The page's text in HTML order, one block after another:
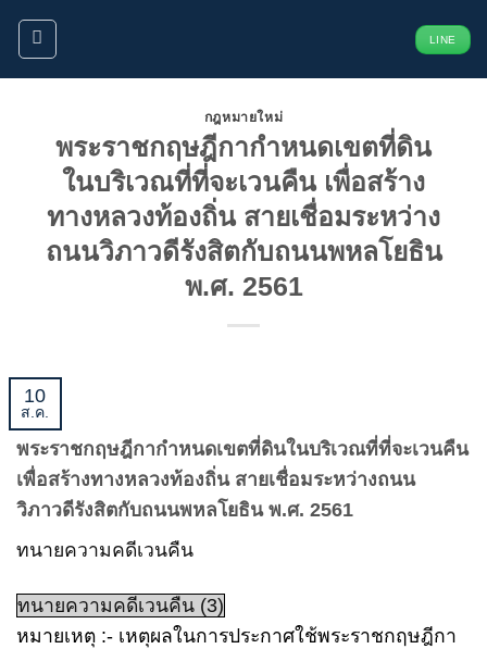
ข้าม
ยัง
LINE
กฎหมายใหม่
พระราชกฤษฎีกากำหนดเขตที่ดิน
ในบริเวณที่ที่จะเวนคืน เพื่อสร้าง
ทางหลวงท้องถิ่น สายเชื่อมระหว่าง
ถนนวิภาวดีรังสิตกับถนนพหลโยธิน
พ.ศ. 2561
10
ส.ค.
พระราชกฤษฎีกากำหนดเขตที่ดินในบริเวณที่ที่จะเวนคืน
เพื่อสร้างทางหลวงท้องถิ่น สายเชื่อมระหว่างถนน
วิภาวดีรังสิตกับถนนพหลโยธิน พ.ศ. 2561
ทนายความคดีเวนคืน
ทนายความคดีเวนคืน (3)
หมายเหตุ :- เหตุผลในการประกาศใช้พระราชกฤษฎีกา